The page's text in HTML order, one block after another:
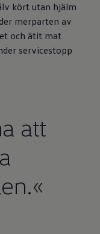
kört utan hjälm
merparten av
och ätit mat
servicestopp
att